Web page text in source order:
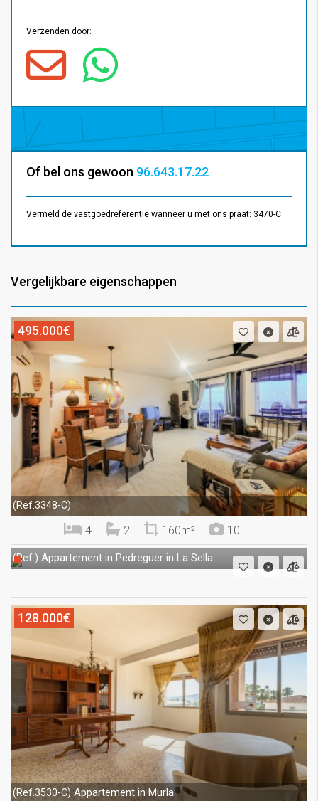
Verzenden door:
Of bel ons gewoon 96.643.17.22
Vermeld de vastgoedreferentie wanneer u met ons praat: 3470-C
Vergelijkbare eigenschappen
495.000€
(Ref.3348-C)
4 2 160m² 10
(Ref.) Appartement in Pedreguer in La Sella
128.000€
(Ref.3530-C) Appartement in Murla